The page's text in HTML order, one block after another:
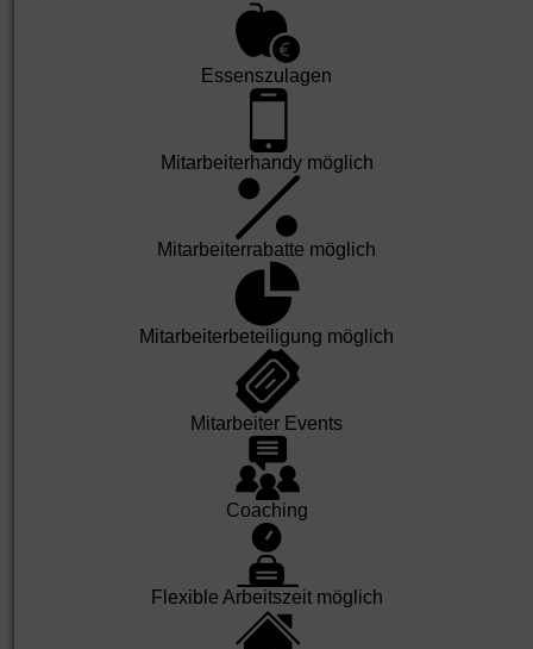
Essens­zulagen
Mit­arbeiter­handy möglich
Mit­arbeiter­rabatte möglich
Mit­arbeiter­beteili­gung möglich
Mit­arbeiter Events
Coaching
Flexible Arbeits­zeit möglich